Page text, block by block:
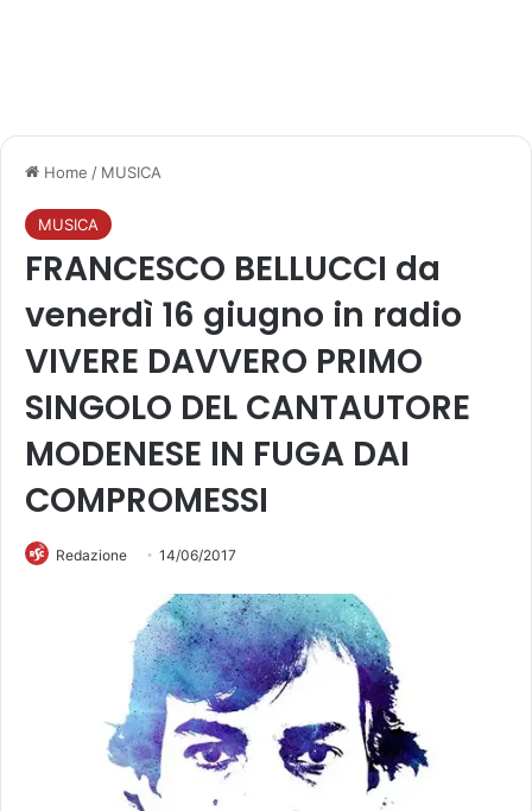
Home / MUSICA
MUSICA
FRANCESCO BELLUCCI da
venerdì 16 giugno in radio
VIVERE DAVVERO PRIMO
SINGOLO DEL CANTAUTORE
MODENESE IN FUGA DAI
COMPROMESSI
Redazione 14/06/2017